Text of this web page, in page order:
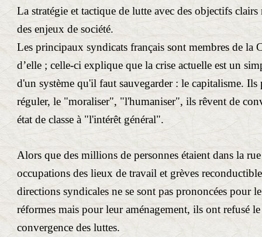
La stratégie et tactique de lutte avec des objectifs clairs
des enjeux de société.
Les principaux syndicats français sont membres de la
d’elle ; celle-ci explique que la crise actuelle est un
d'un système qu'il faut sauvegarder : le capitalisme.
réguler, le "moraliser", "l'humaniser", ils rêvent de
état de classe à "l'intérêt général".
Alors que des millions de personnes étaient dans la
occupations des lieux de travail et grèves
directions syndicales ne se sont pas prononcées pour
réformes mais pour leur aménagement, ils ont refusé
convergence des luttes.